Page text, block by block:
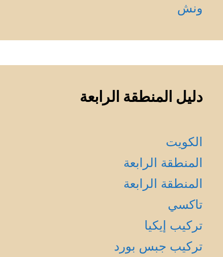
ونش
دليل المنطقة الرابعة
الكويت
المنطقة الرابعة
المنطقة الرابعة
تاكسي
تركيب إيكيا
تركيب جبس بورد